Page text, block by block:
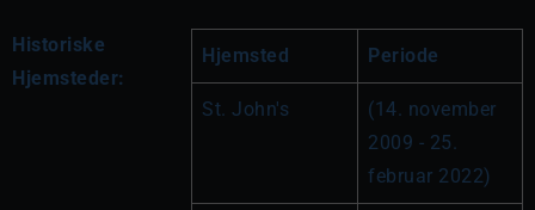
Historiske
Hjemsteder:
Hjemsted Periode
St. John's
(14. november
2009 - 25.
februar 2022)